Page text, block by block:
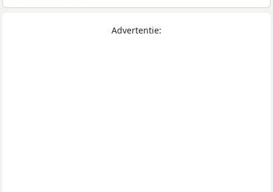
Advertentie: